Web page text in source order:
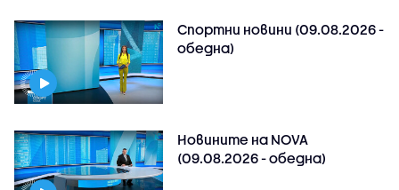
Спортни новини (09.08.2026 -
обедна)
Новините на NOVA
(09.08.2026 - обедна)